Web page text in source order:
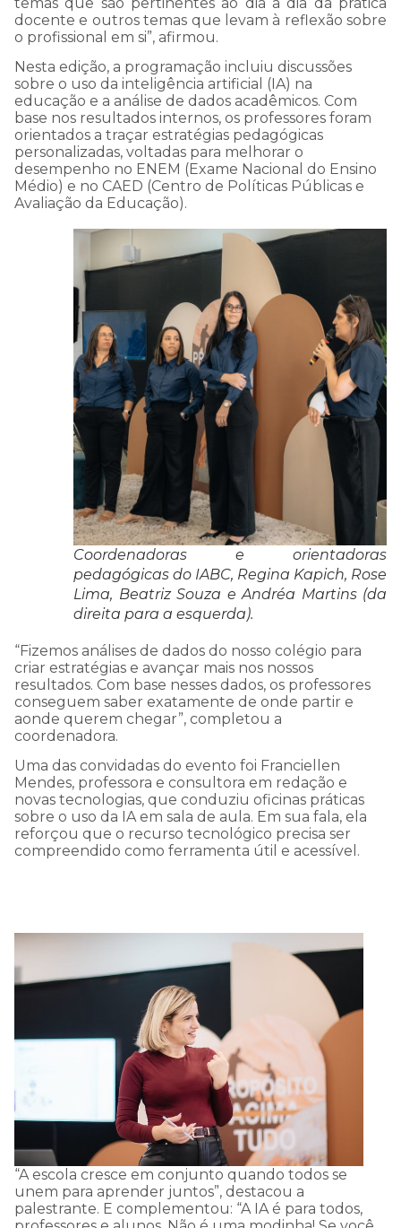
docente e outros temas que levam à reflexão sobre
o profissional em si”, afirmou.
Nesta edição, a programação incluiu discussões
sobre o uso da inteligência artificial (IA) na
educação e a análise de dados acadêmicos. Com
base nos resultados internos, os professores foram
orientados a traçar estratégias pedagógicas
personalizadas, voltadas para melhorar o
desempenho no ENEM (Exame Nacional do Ensino
Médio) e no CAED (Centro de Políticas Públicas e
Avaliação da Educação).
Coordenadoras e orientadoras
pedagógicas do IABC, Regina Kapich, Rose
Lima, Beatriz Souza e Andréa Martins (da
direita para a esquerda).
“Fizemos análises de dados do nosso colégio para
criar estratégias e avançar mais nos nossos
resultados. Com base nesses dados, os professores
conseguem saber exatamente de onde partir e
aonde querem chegar”, completou a
coordenadora.
Uma das convidadas do evento foi Franciellen
Mendes, professora e consultora em redação e
novas tecnologias, que conduziu oficinas práticas
sobre o uso da IA em sala de aula. Em sua fala, ela
reforçou que o recurso tecnológico precisa ser
compreendido como ferramenta útil e acessível.
“A escola cresce em conjunto quando todos se
unem para aprender juntos”, destacou a
palestrante. E complementou: “A IA é para todos,
COMUNICADO
IMPORTANTE:
Estamos passando por
uma instabilidade em
nosso WhatsApp, e talvez
nossa resposta a sua
mensagem demore mais